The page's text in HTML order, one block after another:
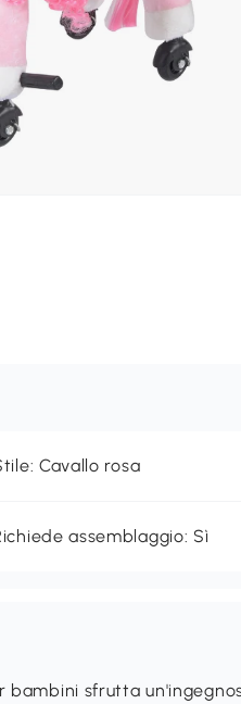
Cavallo rosa
assemblaggio: Sì
bambini sfrutta